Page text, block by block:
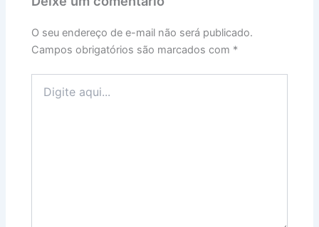
O seu endereço de e-mail não será publicado.
Campos obrigatórios são marcados com *
aqui...